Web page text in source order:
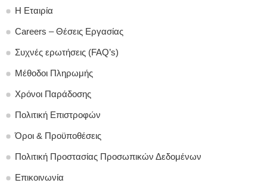
Η Εταιρία
Careers – Θέσεις Εργασίας
Συχνές ερωτήσεις (FAQ’s)
Μέθοδοι Πληρωμής
Χρόνοι Παράδοσης
Πολιτική Επιστροφών
Όροι & Προϋποθέσεις
Πολιτική Προστασίας Προσωπικών Δεδομένων
Επικοινωνία